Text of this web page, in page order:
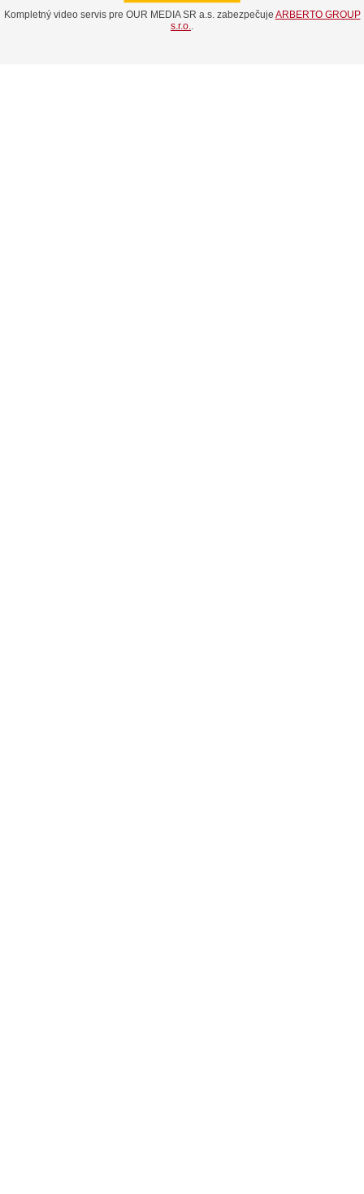
Kompletný video servis pre OUR MEDIA SR a.s. zabezpečuje ARBERTO GROUP
s.r.o.